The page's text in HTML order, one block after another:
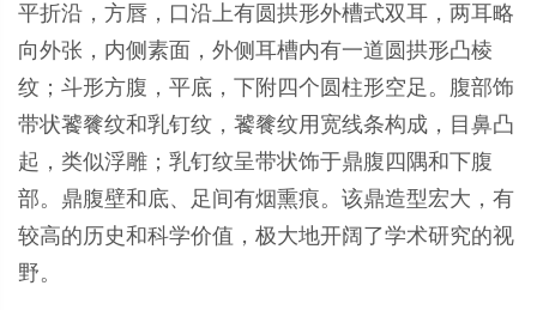
平折沿，方唇，口沿上有圆拱形外槽式双耳，两耳略
向外张，内侧素面，外侧耳槽内有一道圆拱形凸棱
纹；斗形方腹，平底，下附四个圆柱形空足。腹部饰
带状饕餮纹和乳钉纹，饕餮纹用宽线条构成，目鼻凸
起，类似浮雕；乳钉纹呈带状饰于鼎腹四隅和下腹
部。鼎腹壁和底、足间有烟熏痕。该鼎造型宏大，有
较高的历史和科学价值，极大地开阔了学术研究的视
野。